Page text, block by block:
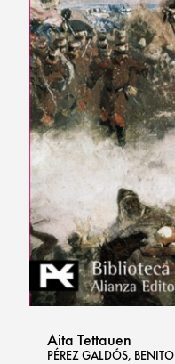
Aita Tettauen
PÉREZ GALDÓS, BENITO